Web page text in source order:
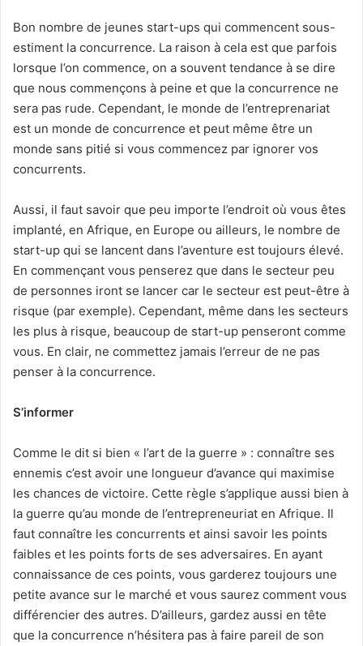
Bon nombre de jeunes start-ups qui commencent sous-
estiment la concurrence. La raison à cela est que parfois
lorsque l’on commence, on a souvent tendance à se dire
que nous commençons à peine et que la concurrence ne
sera pas rude. Cependant, le monde de l’entreprenariat
est un monde de concurrence et peut même être un
monde sans pitié si vous commencez par ignorer vos
concurrents.
Aussi, il faut savoir que peu importe l’endroit où vous êtes
implanté, en Afrique, en Europe ou ailleurs, le nombre de
start-up qui se lancent dans l’aventure est toujours élevé.
En commençant vous penserez que dans le secteur peu
de personnes iront se lancer car le secteur est peut-être à
risque (par exemple). Cependant, même dans les secteurs
les plus à risque, beaucoup de start-up penseront comme
vous. En clair, ne commettez jamais l’erreur de ne pas
penser à la concurrence.
S’informer
Comme le dit si bien « l’art de la guerre » : connaître ses
ennemis c’est avoir une longueur d’avance qui maximise
les chances de victoire. Cette règle s’applique aussi bien à
la guerre qu’au monde de l’entrepreneuriat en Afrique. Il
faut connaître les concurrents et ainsi savoir les points
faibles et les points forts de ses adversaires. En ayant
connaissance de ces points, vous garderez toujours une
petite avance sur le marché et vous saurez comment vous
différencier des autres. D’ailleurs, gardez aussi en tête
que la concurrence n’hésitera pas à faire pareil de son